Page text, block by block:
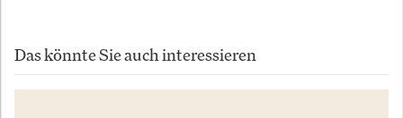
Das könnte Sie auch interessieren